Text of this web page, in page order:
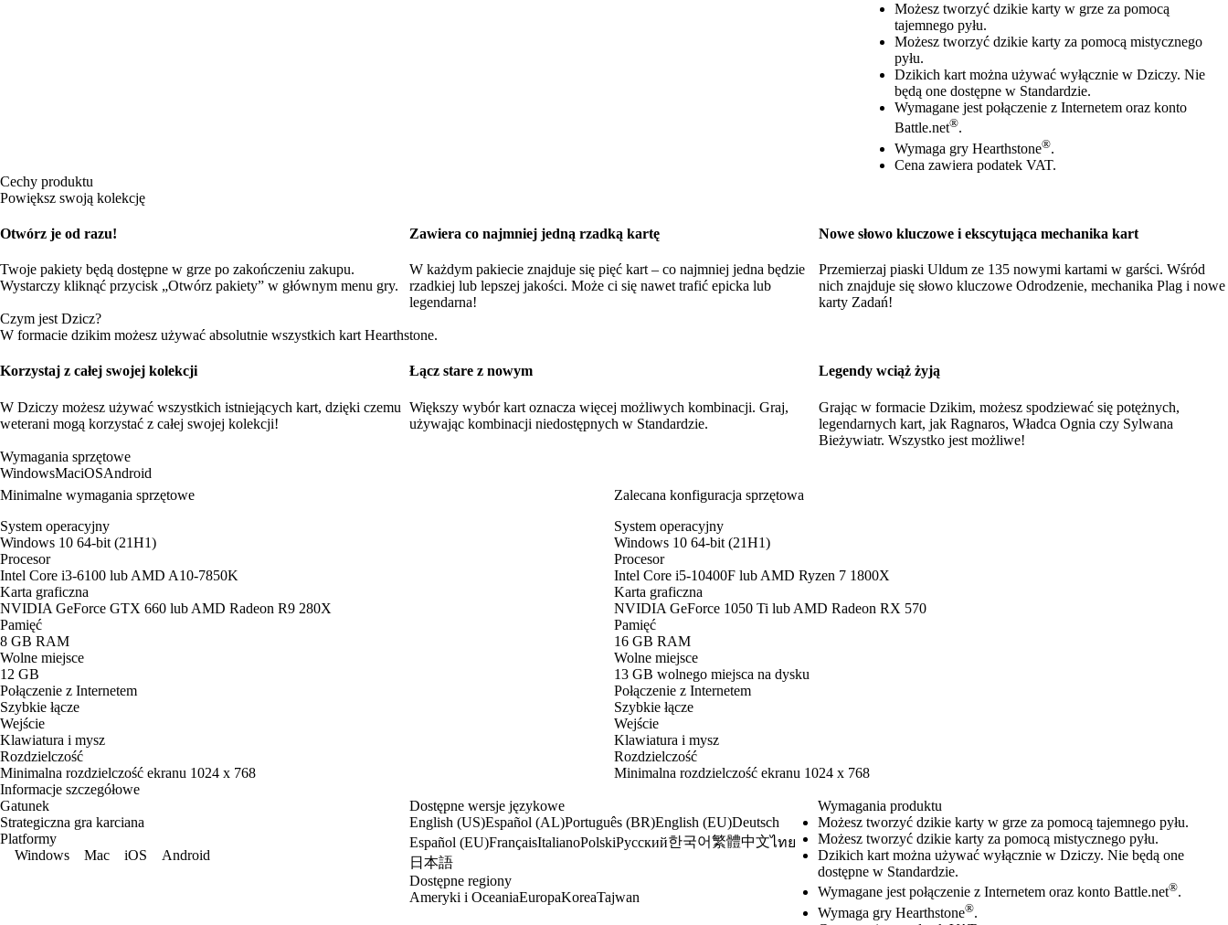
Available actions
Możesz tworzyć dzikie karty w grze za pomocą
tajemnego pyłu.
Możesz tworzyć dzikie karty za pomocą mistycznego
pyłu.
Dzikich kart można używać wyłącznie w Dziczy. Nie
będą one dostępne w Standardzie.
Wymagane jest połączenie z Internetem oraz konto
Battle.net®.
Wymaga gry Hearthstone®.
Cena zawiera podatek VAT.
Cechy produktu
Powiększ swoją kolekcję
Otwórz je od razu!
Twoje pakiety będą dostępne w grze po zakończeniu zakupu.
Wystarczy kliknąć przycisk „Otwórz pakiety” w głównym menu gry.
Zawiera co najmniej jedną rzadką kartę
W każdym pakiecie znajduje się pięć kart – co najmniej jedna będzie
rzadkiej lub lepszej jakości. Może ci się nawet trafić epicka lub
legendarna!
Nowe słowo kluczowe i ekscytująca mechanika kart
Przemierzaj piaski Uldum ze 135 nowymi kartami w garści. Wśród
nich znajduje się słowo kluczowe Odrodzenie, mechanika Plag i nowe
karty Zadań!
Czym jest Dzicz?
W formacie dzikim możesz używać absolutnie wszystkich kart Hearthstone.
Korzystaj z całej swojej kolekcji
W Dziczy możesz używać wszystkich istniejących kart, dzięki czemu
weterani mogą korzystać z całej swojej kolekcji!
Łącz stare z nowym
Większy wybór kart oznacza więcej możliwych kombinacji. Graj,
używając kombinacji niedostępnych w Standardzie.
Legendy wciąż żyją
Grając w formacie Dzikim, możesz spodziewać się potężnych,
legendarnych kart, jak Ragnaros, Władca Ognia czy Sylwana
Bieżywiatr. Wszystko jest możliwe!
Wymagania sprzętowe
WindowsMaciOSAndroid
Minimalne wymagania sprzętowe
System operacyjny
Windows 10 64-bit (21H1)
Procesor
Intel Core i3-6100 lub AMD A10-7850K
Karta graficzna
NVIDIA GeForce GTX 660 lub AMD Radeon R9 280X
Pamięć
8 GB RAM
Wolne miejsce
12 GB
Połączenie z Internetem
Szybkie łącze
Wejście
Klawiatura i mysz
Rozdzielczość
Minimalna rozdzielczość ekranu 1024 x 768
Zalecana konfiguracja sprzętowa
System operacyjny
Windows 10 64-bit (21H1)
Procesor
Intel Core i5-10400F lub AMD Ryzen 7 1800X
Karta graficzna
NVIDIA GeForce 1050 Ti lub AMD Radeon RX 570
Pamięć
16 GB RAM
Wolne miejsce
13 GB wolnego miejsca na dysku
Połączenie z Internetem
Szybkie łącze
Wejście
Klawiatura i mysz
Rozdzielczość
Minimalna rozdzielczość ekranu 1024 x 768
Informacje szczegółowe
Gatunek
Strategiczna gra karciana
Platformy
Windows
Mac iOS Android
Dostępne wersje językowe
English (US)Español (AL)Português (BR)English (EU)Deutsch
Español (EU)FrançaisItalianoPolskiРусский한국어繁體中文ไทย
日本語
Dostępne regiony
Ameryki i OceaniaEuropaKoreaTajwan
Wymagania produktu
Możesz tworzyć dzikie karty w grze za pomocą tajemnego pyłu.
Możesz tworzyć dzikie karty za pomocą mistycznego pyłu.
Dzikich kart można używać wyłącznie w Dziczy. Nie będą one
dostępne w Standardzie.
Wymagane jest połączenie z Internetem oraz konto Battle.net®.
Wymaga gry Hearthstone®.